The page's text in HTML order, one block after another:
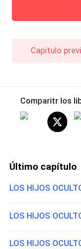
Capítulo
Comparitr los
Último capítulo
LOS HIJOS
LOS HIJOS
LOS HIJOS